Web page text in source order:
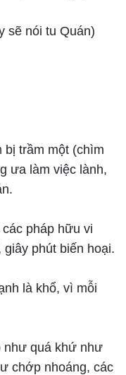
sẽ nói tu Quán)
trầm một (chìm
ưa làm việc lành,
pháp hữu vi
phút biến hoại.
là khổ, vì mỗi
như quá khứ như
chớp nhoáng, các